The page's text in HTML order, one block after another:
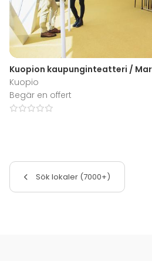
Kuopion kaupunginteatteri /
Kuopio
Begär en offert
Sök lokaler (7000+)